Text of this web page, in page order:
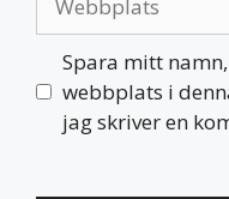
Spara mitt
webbplats i
jag skriver en